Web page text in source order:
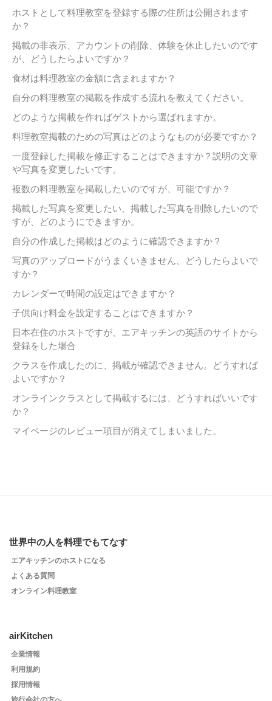
ホストとして料理教室を登録する際の住所は公開されます
か？
掲載の非表示、アカウントの削除、体験を休止したいのです
が、どうしたらよいですか？
食材は料理教室の金額に含まれますか？
自分の料理教室の掲載を作成する流れを教えてください。
どのような掲載を作ればゲストから選ばれますか。
料理教室掲載のための写真はどのようなものが必要ですか？
一度登録した掲載を修正することはできますか？説明の文章
や写真を変更したいです。
複数の料理教室を掲載したいのですが、可能ですか？
掲載した写真を変更したい、掲載した写真を削除したいので
すが、どのようにできますか。
自分の作成した掲載はどのように確認できますか？
写真のアップロードがうまくいきません、どうしたらよいで
すか？
カレンダーで時間の設定はできますか？
子供向け料金を設定することはできますか？
日本在住のホストですが、エアキッチンの英語のサイトから
登録をした場合
クラスを作成したのに、掲載が確認できません。どうすれば
よいですか？
オンラインクラスとして掲載するには、どうすればいいです
か？
マイページのレビュー項目が消えてしまいました。
世界中の人を料理でもてなす
エアキッチンのホストになる
よくある質問
オンライン料理教室
airKitchen
企業情報
利用規約
採用情報